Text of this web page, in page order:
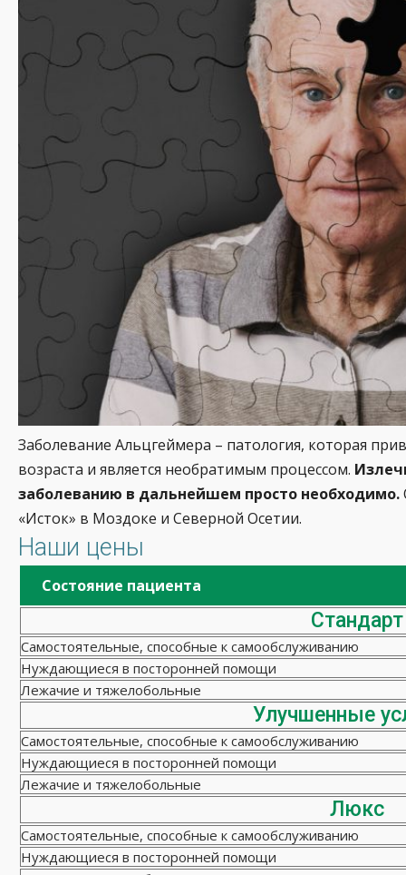
Заболевание Альцгеймера – патология, которая
возраста и является необратимым процессом.
заболеванию в дальнейшем просто необходимо.
«Исток» в Моздоке и Северной Осетии.
Наши цены
Состояние пациента
Стандарт
Самостоятельные, способные к самообслуживанию
Нуждающиеся в посторонней помощи
Лежачие и тяжелобольные
Улучшенные
Самостоятельные, способные к самообслуживанию
Нуждающиеся в посторонней помощи
Лежачие и тяжелобольные
Люкс
Самостоятельные, способные к самообслуживанию
Нуждающиеся в посторонней помощи